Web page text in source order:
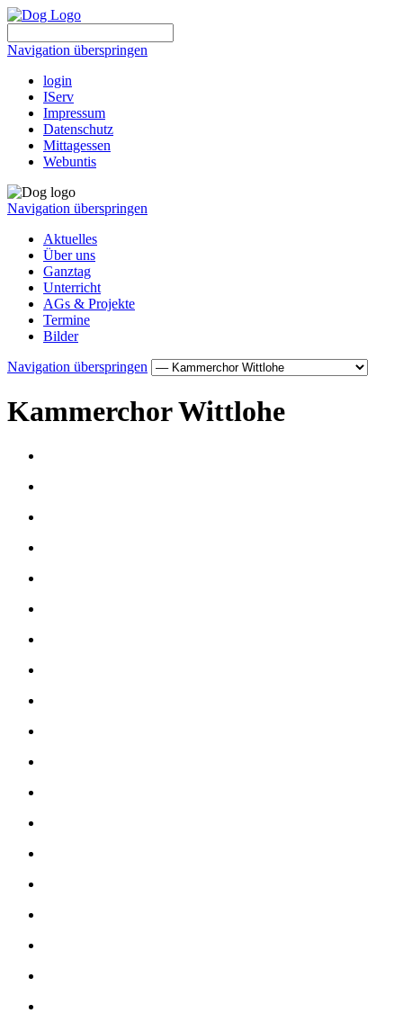
Navigation überspringen
login
IServ
Impressum
Datenschutz
Mittagessen
Webuntis
Navigation überspringen
Aktuelles
Über uns
Ganztag
Unterricht
AGs & Projekte
Termine
Bilder
Navigation überspringen
Kammerchor Wittlohe